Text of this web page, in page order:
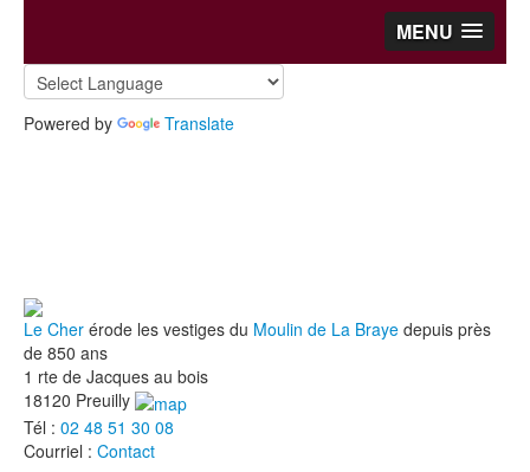
MENU
Powered by Translate
Le Cher érode les vestiges du Moulin de La Braye depuis près
de 850 ans
1 rte de Jacques au bois
18120 Preuilly
Tél : 02 48 51 30 08
Courriel : Contact